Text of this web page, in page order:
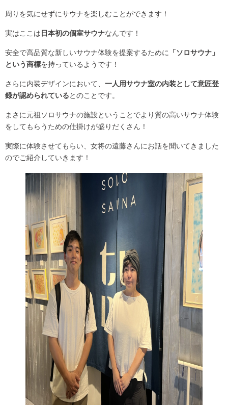
周りを気にせずにサウナを楽しむことができます！
実はここは 日本初の個室サウナなんです！
安全で高品質な新しいサウナ体験を提案するために
「ソロサウナ」
という商標を持っているようです！
さらに内装デザインにおいて、 一人用サウナ室の内装として意匠登
録が認められているとのことです。
まさに元祖ソロサウナの施設ということでより質の高いサウナ体験
をしてもらうための仕掛けが盛りだくさん！
実際に体験させてもらい、女将の遠藤さんにお話を聞いてきました
のでご紹介していきます！